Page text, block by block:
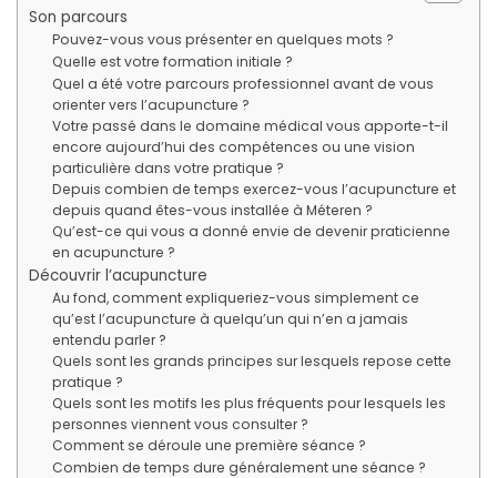
Son parcours
Pouvez-vous vous présenter en quelques mots ?
Quelle est votre formation initiale ?
Quel a été votre parcours professionnel avant de vous
orienter vers l’acupuncture ?
Votre passé dans le domaine médical vous apporte-t-il
encore aujourd’hui des compétences ou une vision
particulière dans votre pratique ?
Depuis combien de temps exercez-vous l’acupuncture et
depuis quand êtes-vous installée à Méteren ?
Qu’est-ce qui vous a donné envie de devenir praticienne
en acupuncture ?
Découvrir l’acupuncture
Au fond, comment expliqueriez-vous simplement ce
qu’est l’acupuncture à quelqu’un qui n’en a jamais
entendu parler ?
Quels sont les grands principes sur lesquels repose cette
pratique ?
Quels sont les motifs les plus fréquents pour lesquels les
personnes viennent vous consulter ?
Comment se déroule une première séance ?
Combien de temps dure généralement une séance ?